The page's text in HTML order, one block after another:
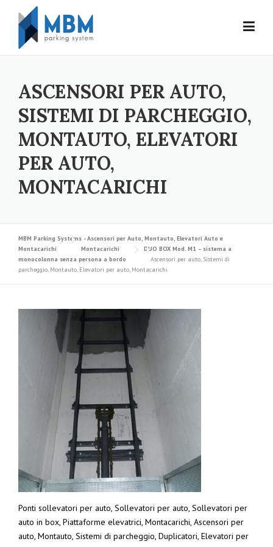
Skip to content
ASCENSORI PER AUTO,
SISTEMI DI PARCHEGGIO,
MONTAUTO, ELEVATORI
PER AUTO,
MONTACARICHI
MBM Parking Systems - Ascensori per Auto, Montauto, Elevatori Auto e
Montacarichi
Montacarichi
DUO BOX Mod. M1 – sistema a
monocolonna senza persona a bordo
Ascensori per auto, Sistemi di
parcheggio, Montauto, Elevatori per auto, Montacarichi
Ponti sollevatori per auto, Sollevatori per auto, Sollevatori per
auto in box, Piattaforme elevatrici, Montacarichi, Ascensori per
auto, Montauto, Sistemi di parcheggio, Duplicatori, Elevatori per